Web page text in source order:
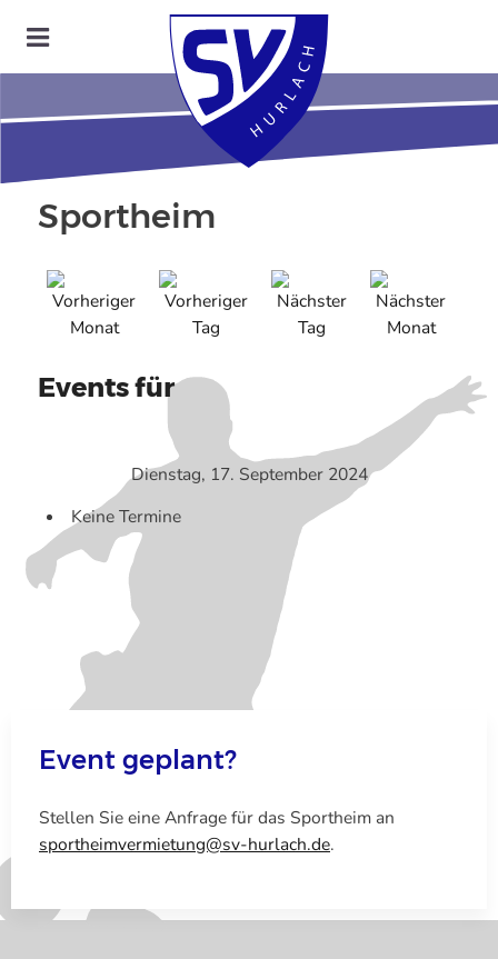
Sportheim
Events für
Dienstag, 17. September 2024
Keine Termine
Event geplant?
Stellen Sie eine Anfrage für das Sportheim an
sportheimvermietung@sv-hurlach.de.